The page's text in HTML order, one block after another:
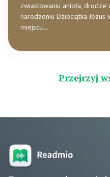
zwiastowaniu anioła,
narodzeniu Dzieciątka Jezus
miejscu…
Przejrzyj